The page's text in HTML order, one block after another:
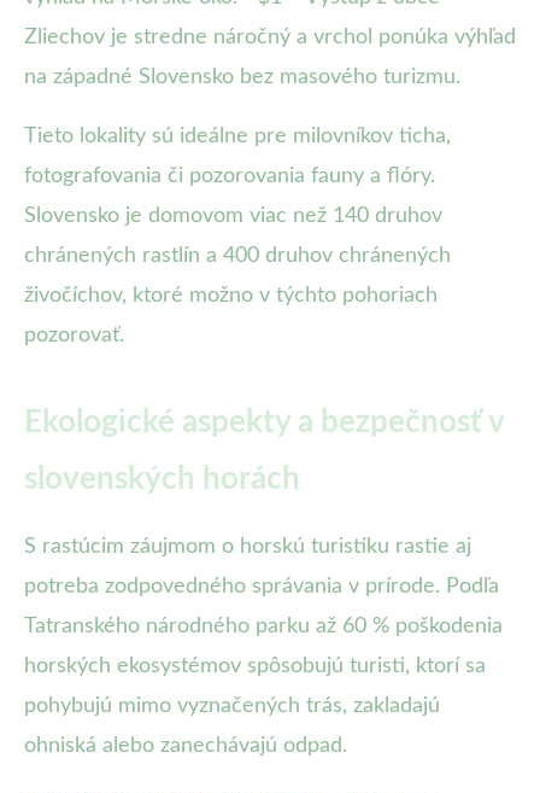
Zliechov je stredne náročný a vrchol ponúka výhľad
na západné Slovensko bez masového turizmu.
Tieto lokality sú ideálne pre milovníkov ticha,
fotografovania či pozorovania fauny a flóry.
Slovensko je domovom viac než 140 druhov
chránených rastlín a 400 druhov chránených
živočíchov, ktoré možno v týchto pohoriach
pozorovať.
Ekologické aspekty a bezpečnosť v
slovenských horách
S rastúcim záujmom o horskú turistiku rastie aj
potreba zodpovedného správania v prírode. Podľa
Tatranského národného parku až 60 % poškodenia
horských ekosystémov spôsobujú turisti, ktorí sa
pohybujú mimo vyznačených trás, zakladajú
ohniská alebo zanechávajú odpad.